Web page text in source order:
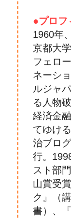
●プロフ
1960年
京都大
フェロ
ネーシ
ルジャ
る人物
経済金
てゆけ
治ブロ
行。
スト部
山賞受
ク』（
書）、